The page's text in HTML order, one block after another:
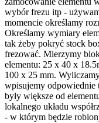
wybór frezu itp -
momencie określamy
Określamy wymiary
tak żeby pokryć stock
frezować. Mierzymy
elementu: 25 x 40 x
100 x 25 mm.
wpisujemy odpowiednie
były większe od
lokalnego układu
- w którym będzie